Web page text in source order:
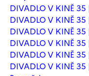
DIVADLO V KINĚ 35
DIVADLO V KINĚ 35
DIVADLO V KINĚ
DIVADLO V KINĚ
DIVADLO V KINĚ
DIVADLO V KINĚ